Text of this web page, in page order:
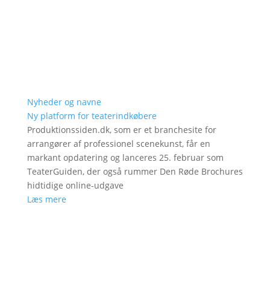
Nyheder og navne
Ny platform for teaterindkøbere
Produktionssiden.dk, som er et branchesite for
arrangører af professionel scenekunst, får en
markant opdatering og lanceres 25. februar som
TeaterGuiden, der også rummer Den Røde Brochures
hidtidige online-udgave
Læs mere